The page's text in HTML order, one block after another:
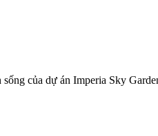
của dự án Imperia Sky